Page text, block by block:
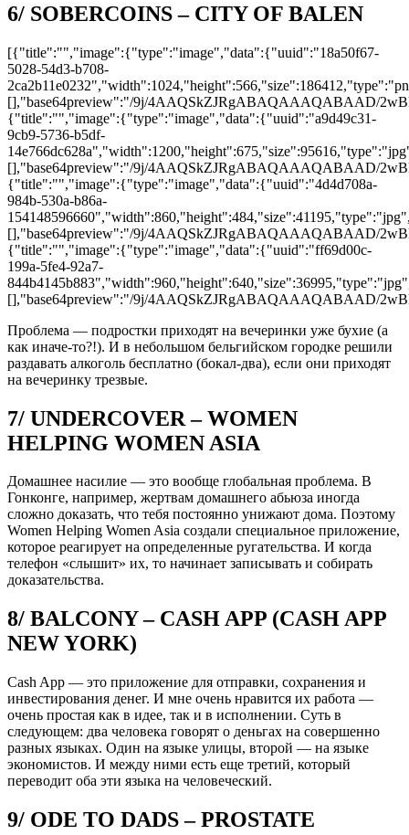
6/ SOBERCOINS – CITY OF BALEN
[{"title":"","image":{"type":"image","data":{"uuid":"18a50f67-
5028-54d3-b708-
[],"base64preview":"/9j/4AAQSkZJRgABAQAAAQABAAD/
{"title":"","image":{"type":"image","data":{"uuid":"a9d49c31-
9cb9-5736-b5df-
[],"base64preview":"/9j/4AAQSkZJRgABAQAAAQABAAD/
{"title":"","image":{"type":"image","data":{"uuid":"4d4d708a-
984b-530a-b86a-
[],"base64preview":"/9j/4AAQSkZJRgABAQAAAQABAAD/
{"title":"","image":{"type":"image","data":{"uuid":"ff69d00c-
199a-5fe4-92a7-
[],"base64preview":"/9j/4AAQSkZJRgABAQAAAQABAAD/
Проблема — подростки приходят на вечеринки уже бухие (а
как иначе-то?!). И в небольшом бельгийском городке решили
раздавать алкоголь бесплатно (бокал-два), если они приходят
на вечеринку трезвые.
7/ UNDERCOVER – WOMEN
HELPING WOMEN ASIA
Домашнее насилие — это вообще глобальная проблема. В
Гонконге, например, жертвам домашнего абьюза иногда
сложно доказать, что тебя постоянно унижают дома. Поэтому
Women Helping Women Asia создали специальное приложение,
которое реагирует на определенные ругательства. И когда
телефон «слышит» их, то начинает записывать и собирать
доказательства.
8/ BALCONY – CASH APP (CASH APP
NEW YORK)
Cash App — это приложение для отправки, сохранения и
инвестирования денег. И мне очень нравится их работа —
очень простая как в идее, так и в исполнении. Суть в
следующем: два человека говорят о деньгах на совершенно
разных языках. Один на языке улицы, второй — на языке
экономистов. И между ними есть еще третий, который
переводит оба эти языка на человеческий.
9/ ODE TO DADS – PROSTATE